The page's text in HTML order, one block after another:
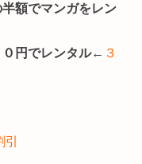
額でマンガをレン
円でレンタル← ３
引